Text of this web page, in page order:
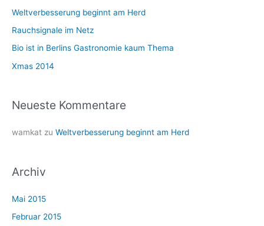
n
a
Weltverbesserung beginnt am Herd
Rauchsignale im Netz
Bio ist in Berlins Gastronomie kaum Thema
Xmas 2014
Neueste Kommentare
wamkat zu Weltverbesserung beginnt am Herd
Archiv
Mai 2015
Februar 2015